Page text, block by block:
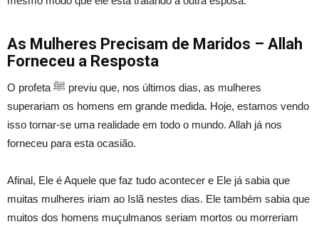
As Mulheres Precisam de Maridos – Allah
Forneceu a Resposta
O profeta ﷺ previu que, nos últimos dias, as mulheres
superariam os homens em grande medida. Hoje, estamos vendo
isso tornar-se uma realidade em todo o mundo. Allah já nos
forneceu para esta ocasião.
Afinal, Ele é Aquele que faz tudo acontecer e Ele já sabia que
muitas mulheres iriam ao Islã nestes dias. Ele também sabia que
muitos dos homens muçulmanos seriam mortos ou morreriam